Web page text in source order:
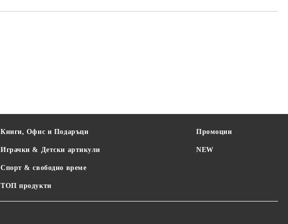
Книги, Офис и Подаръци
Играчки & Детски артикули
Спорт & свободно време
ТОП продукти
Промоции
NEW